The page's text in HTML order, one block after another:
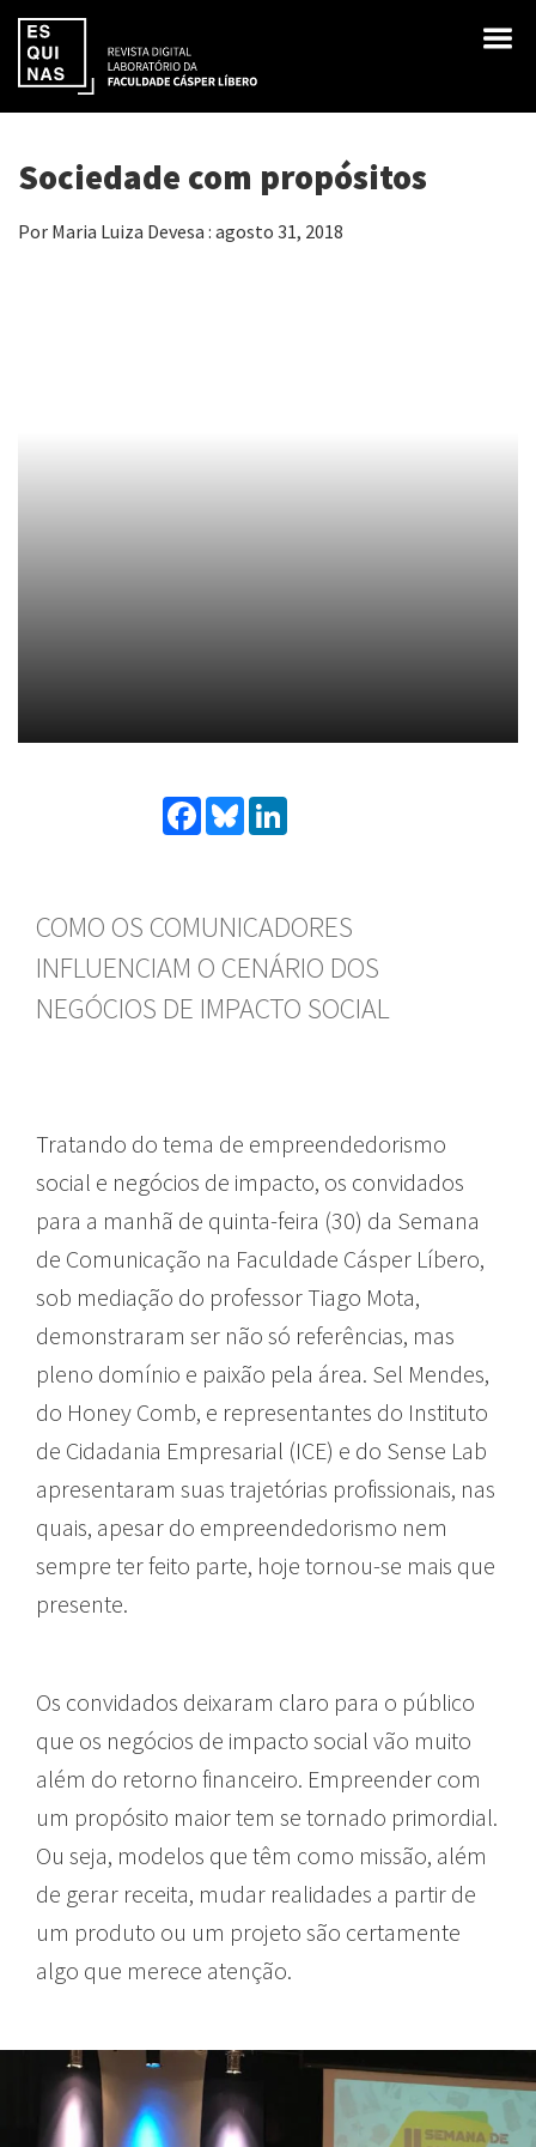
Sociedade com propósitos
Por Maria Luiza Devesa : agosto 31, 2018
Facebook
Bluesky
COMO OS COMUNICADORES
INFLUENCIAM O CENÁRIO DOS
NEGÓCIOS DE IMPACTO SOCIAL
Tratando do tema de empreendedorismo
social e negócios de impacto, os convidados
para a manhã de quinta-feira (30) da Semana
de Comunicação na Faculdade Cásper Líbero,
sob mediação do professor Tiago Mota,
demonstraram ser não só referências, mas
pleno domínio e paixão pela área. Sel Mendes,
do Honey Comb, e representantes do Instituto
de Cidadania Empresarial (ICE) e do Sense Lab
apresentaram suas trajetórias profissionais, nas
quais, apesar do empreendedorismo nem
sempre ter feito parte, hoje tornou-se mais que
presente.
Os convidados deixaram claro para o público
que os negócios de impacto social vão muito
além do retorno financeiro. Empreender com
um propósito maior tem se tornado primordial.
Ou seja, modelos que têm como missão, além
de gerar receita, mudar realidades a partir de
um produto ou um projeto são certamente
algo que merece atenção.